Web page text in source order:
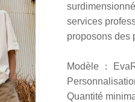
services
proposons des
Modèle ：
Quantité